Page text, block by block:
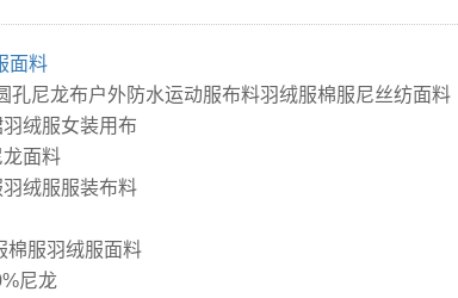
面料
孔尼龙布户外防水运动服布料羽绒服棉服尼丝纺面料
绒服女装用布
面料
绒服服装布料
棉服羽绒服面料
尼龙